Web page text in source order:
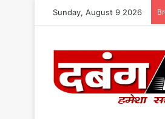
Sunday, August 9 2026